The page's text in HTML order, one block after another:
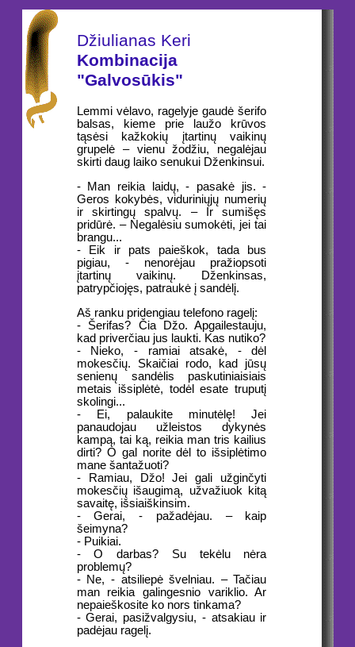
Džiulianas Keri
Kombinacija
"Galvosūkis"
Lemmi vėlavo, ragelyje gaudė šerifo
balsas, kieme prie laužo krūvos
tąsėsi kažkokių įtartinų vaikinų
grupelė – vienu žodžiu, negalėjau
skirti daug laiko senukui Dženkinsui.
- Man reikia laidų, - pasakė jis. -
Geros kokybės, viduriniųjų numerių
ir skirtingų spalvų. – Ir sumišęs
pridūrė. – Negalėsiu sumokėti, jei tai
brangu...
- Eik ir pats paieškok, tada bus
pigiau, - nenorėjau pražiopsoti
įtartinų vaikinų. Dženkinsas,
patrypčiojęs, patraukė į sandėlį.
Aš ranku pridengiau telefono ragelį:
- Šerifas? Čia Džo. Apgailestauju,
kad priverčiau jus laukti. Kas nutiko?
- Nieko, - ramiai atsakė, - dėl
mokesčių. Skaičiai rodo, kad jūsų
senienų sandėlis paskutiniaisiais
metais išsiplėtė, todėl esate truputį
skolingi...
- Ei, palaukite minutėlę! Jei
panaudojau užleistos dykynės
kampą, tai ką, reikia man tris kailius
dirti? O gal norite dėl to išsiplėtimo
mane šantažuoti?
- Ramiau, Džo! Jei gali užginčyti
mokesčių išaugimą, užvažiuok kitą
savaitę, išsiaiškinsim.
- Gerai, - pažadėjau. – kaip
šeimyna?
- Puikiai.
- O darbas? Su tekėlu nėra
problemų?
- Ne, - atsiliepė švelniau. – Tačiau
man reikia galingesnio variklio. Ar
nepaieškosite ko nors tinkama?
- Gerai, pasižvalgysiu, - atsakiau ir
padėjau ragelį.